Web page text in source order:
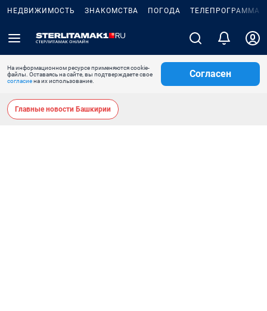
НЕДВИЖИМОСТЬ ЗНАКОМСТВА ПОГОДА ТЕЛЕПРОГРАММА
На информационном ресурсе применяются cookie-
файлы. Оставаясь на сайте, вы подтверждаете свое
согласиена их использование.
Согласен
Главные новости Башкирии